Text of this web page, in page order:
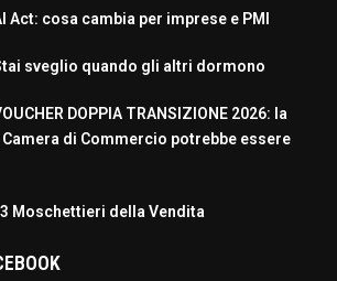
Act: cosa cambia per imprese e PMI
sveglio quando gli altri dormono
DOPPIA TRANSIZIONE 2026: la
di Commercio potrebbe essere
I 3 Moschettieri della Vendita